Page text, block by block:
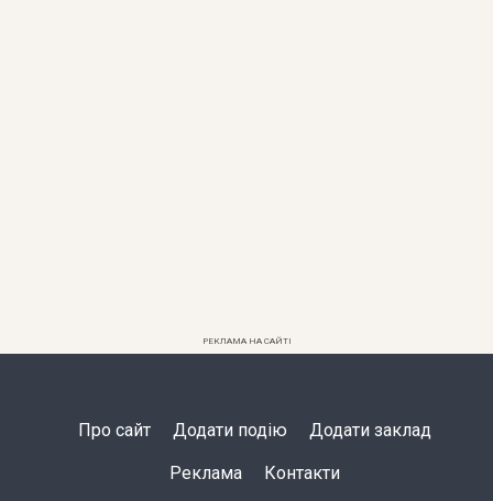
РЕКЛАМА НА САЙТІ
Про сайт Додати подію Додати заклад
Реклама Контакти